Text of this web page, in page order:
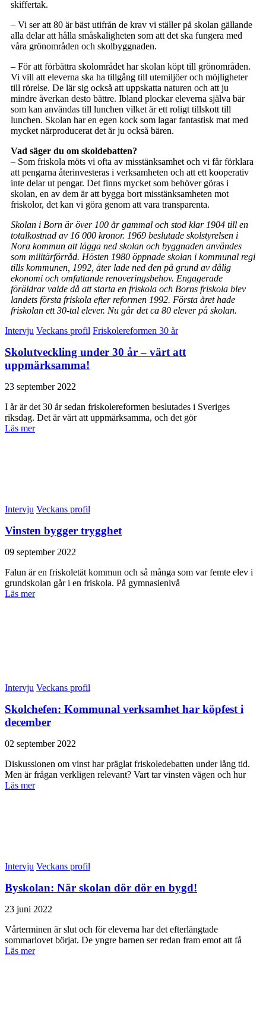
skiffertak.
– Vi ser att 80 är bäst utifrån de krav vi ställer på skolan gällande
alla delar att hålla småskaligheten som att det ska fungera med
våra grönområden och skolbyggnaden.
– För att förbättra skolområdet har skolan köpt till grönområden.
Vi vill att eleverna ska ha tillgång till utemiljöer och möjligheter
till rörelse. De lär sig också att uppskatta naturen och att ju
mindre åverkan desto bättre. Ibland plockar eleverna själva bär
som kan användas till lunchen vilket är ett roligt tillskott till
lunchen. Skolan har en egen kock som lagar fantastisk mat med
mycket närproducerat det är ju också bären.
Vad säger du om skoldebatten?
– Som friskola möts vi ofta av misstänksamhet och vi får förklara
att pengarna återinvesteras i verksamheten och att ett kooperativ
inte delar ut pengar. Det finns mycket som behöver göras i
skolan, en av dem är att bygga bort misstänksamheten mot
friskolor, det kan vi göra genom att vara transparenta.
Skolan i Born är över 100 år gammal och stod klar 1904 till en
totalkostnad av 16 000 kronor. 1969 beslutade skolstyrelsen i
Nora kommun att lägga ned skolan och byggnaden användes
som militärförråd. Hösten 1980 öppnade skolan i kommunal regi
tills kommunen, 1992, åter lade ned den på grund av dålig
ekonomi och omfattande renoveringsbehov. Engagerade
föräldrar valde då att starta en friskola och Borns friskola blev
landets första friskola efter reformen 1992. Första året hade
friskolan ett 30-tal elever. Nu går det ca 80 elever på skolan.
Intervju Veckans profil Friskolereformen 30 år
Skolutveckling under 30 år – värt att
uppmärksamma!
23 september 2022
I år är det 30 år sedan friskolereformen beslutades i Sveriges
riksdag. Det är värt att uppmärksamma, och det gör
Läs mer
Intervju Veckans profil
Vinsten bygger trygghet
09 september 2022
Falun är en friskoletät kommun och så många som var femte elev i
grundskolan går i en friskola. På gymnasienivå
Läs mer
Intervju Veckans profil
Skolchefen: Kommunal verksamhet har köpfest i
december
02 september 2022
Diskussionen om vinst har präglat friskoledebatten under lång tid.
Men är frågan verkligen relevant? Vart tar vinsten vägen och hur
Läs mer
Intervju Veckans profil
Byskolan: När skolan dör dör en bygd!
23 juni 2022
Vårterminen är slut och för eleverna har det efterlängtade
sommarlovet börjat. De yngre barnen ser redan fram emot att få
Läs mer